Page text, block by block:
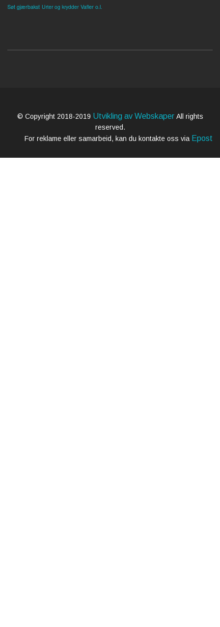
Søt gjærbakst Urter og krydder Vafler o.l.
© Copyright 2018-2019 Utvikling av Webskaper All rights
reserved.
For reklame eller samarbeid, kan du kontakte oss via Epost